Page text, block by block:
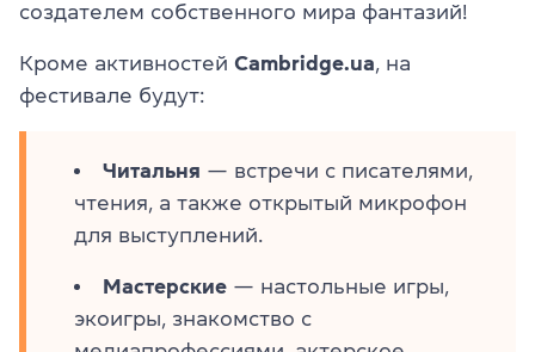
создателем собственного мира фантазий!
Кроме активностей Cambridge.ua, на
фестивале будут:
Читальня — встречи с писателями,
чтения, а также открытый микрофон
для выступлений.
Мастерские — настольные игры,
экоигры, знакомство с